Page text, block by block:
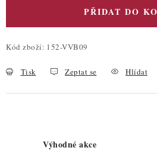
PŘIDAT DO
Kód zboží: 152-VVB09
Tisk Zeptat se Hlídat
Výhodné akce